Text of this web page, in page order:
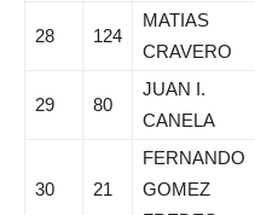
28 124
MATIAS
CRAVERO
29 80
JUAN I.
CANELA
30 21
FERNANDO
GOMEZ